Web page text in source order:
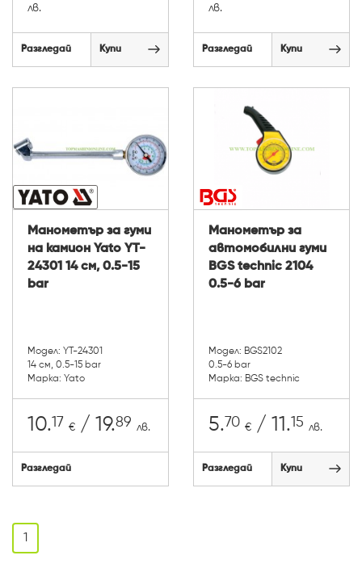
лв.
Разгледай Купи
лв.
Разгледай Купи
Манометър за гуми
на камион Yato YT-
24301 14 см, 0.5-15
bar
Модел: YT-24301
14 см, 0.5-15 bar
Марка: Yato
10.17 € / 19.89 лв.
Разгледай
Манометър за
автомобилни гуми
BGS technic 2104
0.5-6 bar
Модел: BGS2102
0.5-6 bar
Марка: BGS technic
5.70 € / 11.15 лв.
Разгледай Купи
1